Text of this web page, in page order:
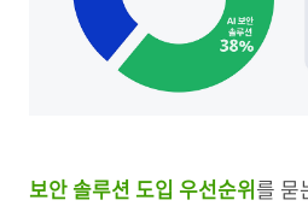
보안 솔루션 도입 우선순위를 묻